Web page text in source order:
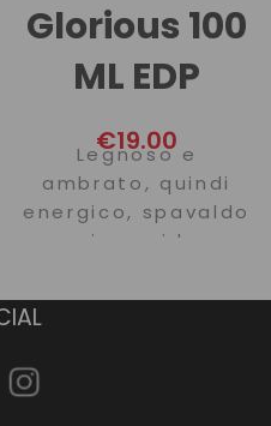
Glorious 100
ML EDP
€19.00
Legnoso e
ambrato, quindi
energico, spavaldo
e impavido,
vigoroso.
agrumate, con il